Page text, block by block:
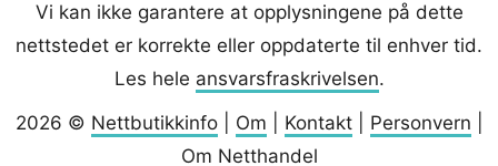
Vi kan ikke garantere at opplysningene på dette
nettstedet er korrekte eller oppdaterte til enhver tid.
Les hele ansvarsfraskrivelsen.
2026 © Nettbutikkinfo| Om Kontakt| Personvern
Om Netthandel